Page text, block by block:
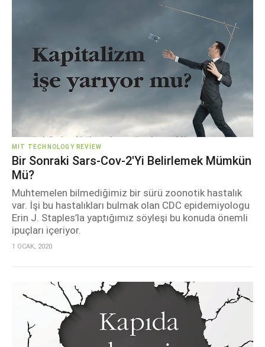
MIT TECHNOLOGY REVIEW
Bir Sonraki Sars-Cov-2'yi Belirlemek Mümkün
Mü?
Muhtemelen bilmediğimiz bir sürü zoonotik hastalık
var. İşi bu hastalıkları bulmak olan CDC epidemiyologu
Erin J. Staples’la yaptığımız söyleşi bu konuda önemli
ipuçları içeriyor.
1 OCAK, 2020